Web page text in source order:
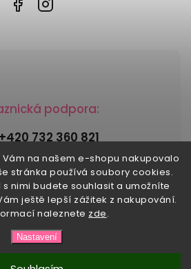
na našem e-shopu nakupovalo
stránka používá soubory cookies.
nimi budete souhlasit a umožníte
ještě lepší zážitek z nakupování.
naleznete zde.
Nastavení
podpora:
+420 732 360 821
info@risesnu.cz
Risesnu.cz. Všechna práva vyhrazena.
nastavení cookies
Shoptet | Design